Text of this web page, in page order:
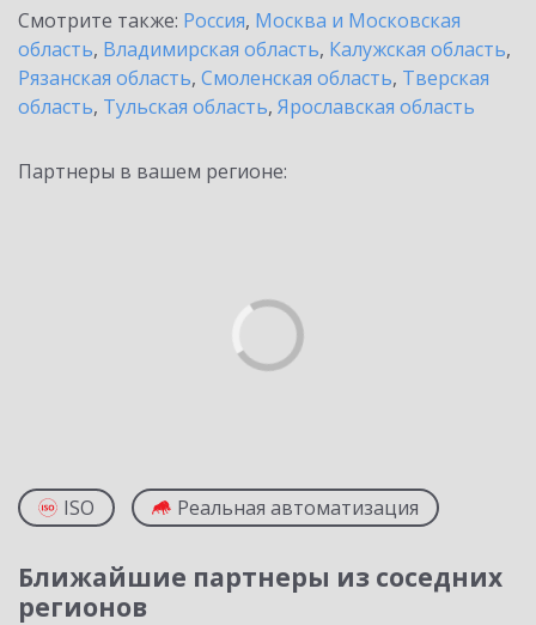
Смотрите также: Россия, Москва и Московская
область, Владимирская область, Калужская область,
Рязанская область, Смоленская область, Тверская
область, Тульская область, Ярославская область
Партнеры в вашем регионе:
ISO Реальная автоматизация
Ближайшие партнеры из соседних
регионов